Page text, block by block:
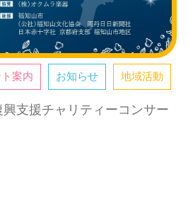
案内 お知らせ 地域活動
支援チャリティーコンサー